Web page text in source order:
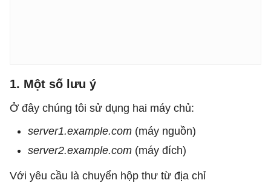
1. Một số lưu ý
Ở đây chúng tôi sử dụng hai máy chủ:
server1.example.com (máy nguồn)
server2.example.com (máy đích)
Với yêu cầu là chuyển hộp thư từ địa chỉ